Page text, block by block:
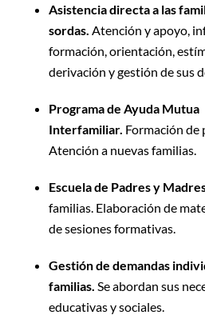
Asistencia directa a las
sordas. Atención y apoyo,
formación, orientación,
derivación y gestión de sus
Programa de Ayuda Mutua
Interfamiliar. Formación de
Atención a nuevas familias.
Escuela de Padres y
familias. Elaboración de
de sesiones formativas.
Gestión de demandas
familias. Se abordan sus
educativas y sociales.